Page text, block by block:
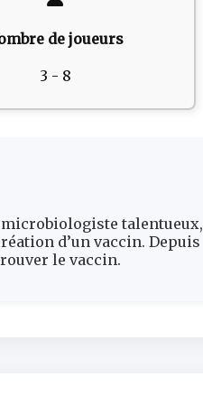
de joueurs
3 - 8
microbiologiste talentueux,
d’un vaccin. Depuis
le vaccin.